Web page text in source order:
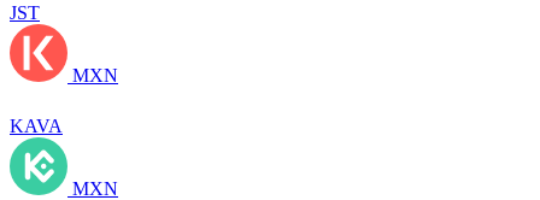
JST
MXN
KAVA
MXN